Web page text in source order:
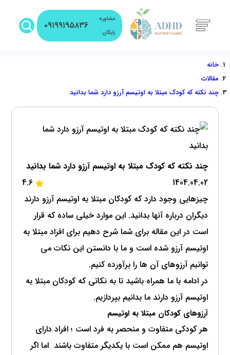
مشاوره
رایگان :
۰۹۱۹۹۱۹۵۸۳۶
خانه
مقالات
چند نکته که کودک مبتلا به اوتیسم آرزو دارد شما بدانید
چند نکته که کودک مبتلا به اوتیسم آرزو دارد شما بدانید
1404.04.02
4.6
چیزهایی وجود دارد که کودکان مبتلا به اوتیسم آرزو دارند
دیگران درباره آنها بدانید. این موارد خیلی ساده که قرار
است در این مقاله برای شما شرح دهیم برای افراد مبتلا به
اوتیسم آرزو شده است و ما با دانستن این نکات می
توانیم آرزوهای آن ها را برآورده کنیم.
در ادامه با ما همراه باشید تا به نکاتی که کودکان مبتلا به
اوتیسم آرزو دارند ما بدانیم بپردازیم.
آرزوهای کودکان مبتلا به اوتیسم
هر کودکی متفاوت و منحصر به فرد است ؛ افراد دارای
اوتیسم هم ممکن است با یکدیگر متفاوت باشند اما اگر